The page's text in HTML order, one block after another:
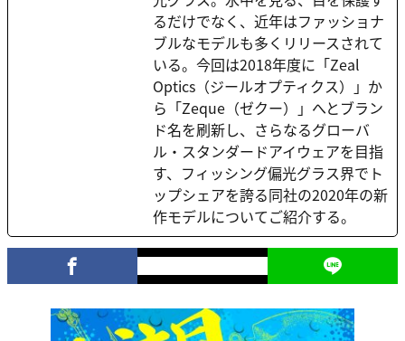
るだけでなく、近年はファッショナ
ブルなモデルも多くリリースされて
いる。今回は2018年度に「Zeal
Optics（ジールオプティクス）」か
ら「Zeque（ゼクー）」へとブラン
ド名を刷新し、さらなるグローバ
ル・スタンダードアイウェアを目指
す、フィッシング偏光グラス界でト
ップシェアを誇る同社の2020年の新
作モデルについてご紹介する。